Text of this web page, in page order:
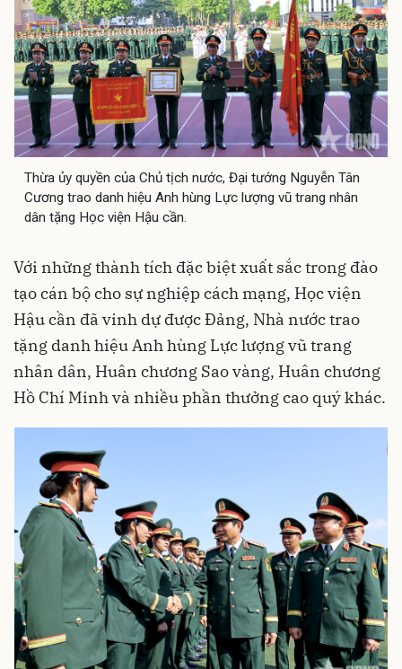
Thừa ủy quyền của Chủ tịch nước, Đại tướng Nguyễn Tân
Cương trao danh hiệu Anh hùng Lực lượng vũ trang nhân
dân tặng Học viện Hậu cần.
Với những thành tích đặc biệt xuất sắc trong đào
tạo cán bộ cho sự nghiệp cách mạng, Học viện
Hậu cần đã vinh dự được Đảng, Nhà nước trao
tặng danh hiệu Anh hùng Lực lượng vũ trang
nhân dân, Huân chương Sao vàng, Huân chương
Hồ Chí Minh và nhiều phần thưởng cao quý khác.